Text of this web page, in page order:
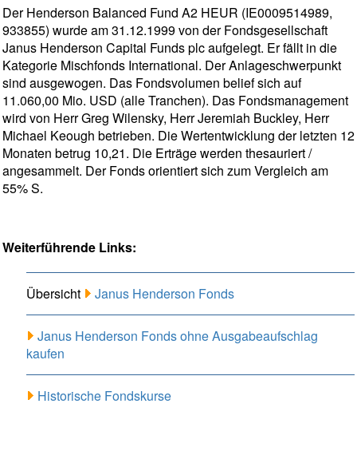
Der Henderson Balanced Fund A2 HEUR (IE0009514989,
933855) wurde am 31.12.1999 von der Fondsgesellschaft
Janus Henderson Capital Funds plc aufgelegt. Er fällt in die
Kategorie Mischfonds International. Der Anlageschwerpunkt
sind ausgewogen. Das Fondsvolumen belief sich auf
11.060,00 Mio. USD (alle Tranchen). Das Fondsmanagement
wird von Herr Greg Wilensky, Herr Jeremiah Buckley, Herr
Michael Keough betrieben. Die Wertentwicklung der letzten 12
Monaten betrug 10,21. Die Erträge werden thesauriert /
angesammelt. Der Fonds orientiert sich zum Vergleich am
55% S.
Weiterführende Links:
Übersicht Janus Henderson Fonds
Janus Henderson Fonds ohne Ausgabeaufschlag
kaufen
Historische Fondskurse